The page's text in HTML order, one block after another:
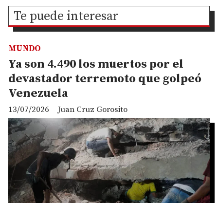
Te puede interesar
Ya son 4.490 los muertos por el
devastador terremoto que golpeó
Venezuela
Juan Cruz Gorosito
MUNDO
13/07/2026